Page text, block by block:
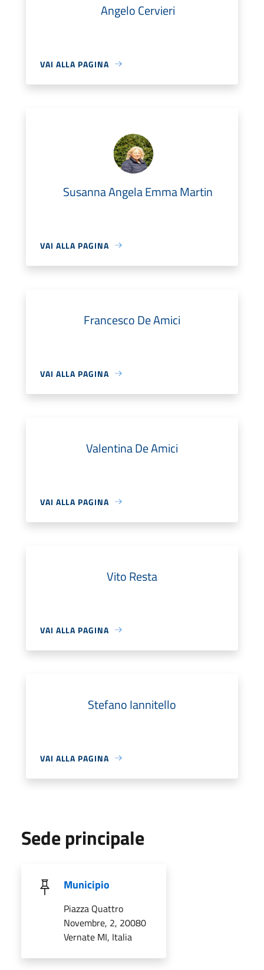
Angelo Cervieri
VAI ALLA PAGINA
Susanna Angela Emma Martin
VAI ALLA PAGINA
Francesco De Amici
VAI ALLA PAGINA
Valentina De Amici
VAI ALLA PAGINA
Vito Resta
VAI ALLA PAGINA
Stefano Iannitello
VAI ALLA PAGINA
Sede principale
Municipio
Piazza Quattro
Novembre, 2, 20080
Vernate MI, Italia